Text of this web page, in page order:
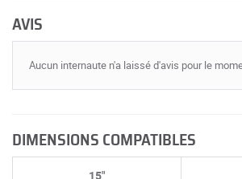
AVIS
Aucun internaute n'a laissé d'avis pour le
DIMENSIONS COMPATIBLES
15"